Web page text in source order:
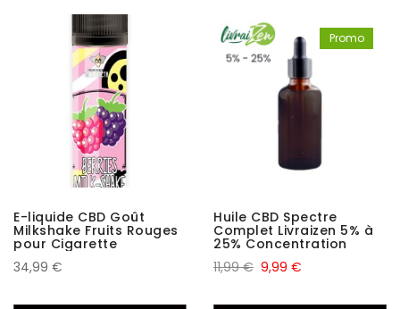
E-liquide CBD Goût
Milkshake Fruits Rouges
pour Cigarette
Electronique 25% 40ml
34,99 €
Promo
Huile CBD Spectre
Complet Livraizen 5% à
25% Concentration
9,99 €
11,99 €